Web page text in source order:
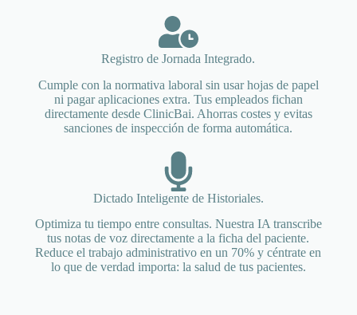
Registro de Jornada Integrado.
Cumple con la normativa laboral sin usar hojas de papel
ni pagar aplicaciones extra. Tus empleados fichan
directamente desde ClinicBai. Ahorras costes y evitas
sanciones de inspección de forma automática.
Dictado Inteligente de Historiales.
Optimiza tu tiempo entre consultas. Nuestra IA transcribe
tus notas de voz directamente a la ficha del paciente.
Reduce el trabajo administrativo en un 70% y céntrate en
lo que de verdad importa: la salud de tus pacientes.